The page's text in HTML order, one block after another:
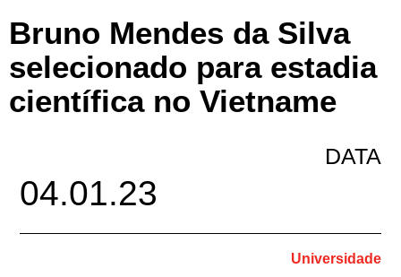
Bruno Mendes da Silva
selecionado para estadia
científica no Vietname
DATA
04.01.23
Universidade